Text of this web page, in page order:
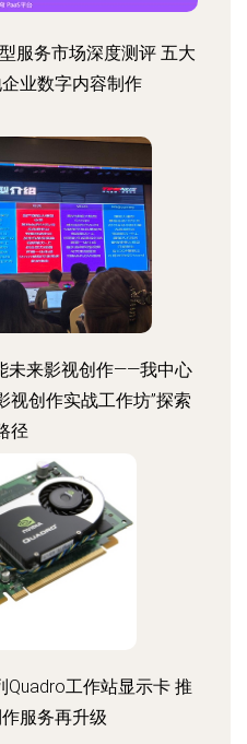
服务市场深度测评 五大
业数字内容制作
未来影视创作——我中心
视创作实战工作坊”探索
径
Quadro工作站显示卡 推
服务再升级